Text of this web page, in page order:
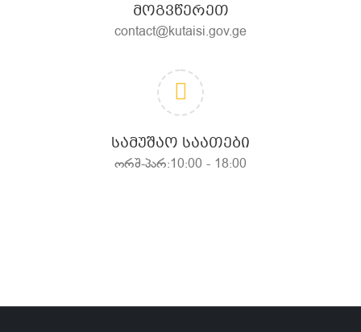
ᲛᲝᲒᲕᲬᲔᲠᲔᲗ
contact@kutaisi.gov.ge
ᲡᲐᲛᲣᲨᲐᲝ ᲡᲐᲐᲗᲔᲑᲘ
ორშ-პარ:10:00 - 18:00